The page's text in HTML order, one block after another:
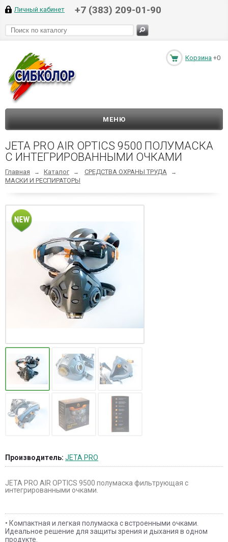
Личный кабинет +7 (383) 209-01-90
Корзина +0
МЕНЮ
JETA PRO AIR OPTICS 9500 ПОЛУМАСКА
С ИНТЕГРИРОВАННЫМИ ОЧКАМИ
Главная → Каталог → СРЕДСТВА ОХРАНЫ ТРУДА →
МАСКИ И РЕСПИРАТОРЫ
Производитель: JETA PRO
JETA PRO AIR OPTICS 9500 полумаска фильтрующая с
интегрированными очками.
• Компактная и легкая полумаска с встроенными очками.
Идеальное решение для защиты зрения и дыхания в одном
продукте.